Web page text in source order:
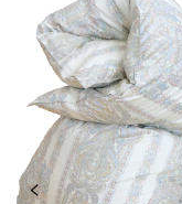
Previous